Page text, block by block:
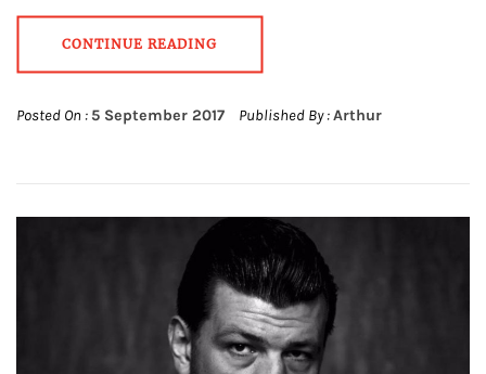
CONTINUE READING
Posted On : 5 September 2017 Published By :Arthur